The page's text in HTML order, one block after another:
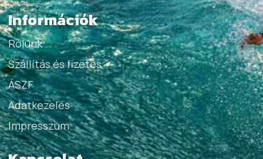
Információk
Rólunk
Szállítás és fizetés
ÁSZF
Adatkezelés
Impresszum